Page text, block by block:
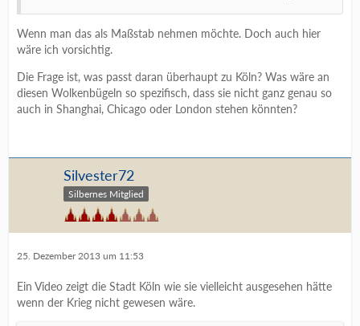
Wenn man das als Maßstab nehmen möchte. Doch auch hier
wäre ich vorsichtig.
Die Frage ist, was passt daran überhaupt zu Köln? Was wäre an
diesen Wolkenbügeln so spezifisch, dass sie nicht ganz genau so
auch in Shanghai, Chicago oder London stehen könnten?
Silvester72
Silbernes Mitglied
25. Dezember 2013 um 11:53
Ein Video zeigt die Stadt Köln wie sie vielleicht ausgesehen hätte
wenn der Krieg nicht gewesen wäre.